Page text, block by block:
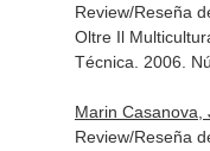
Review/Reseña
Oltre Il
Técnica . 2006.
Marin Casanova,
Review/Reseña